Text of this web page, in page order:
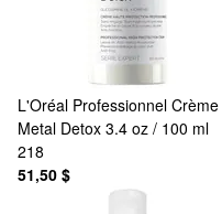
L'Oréal Professionnel
Metal Detox 3.4 oz / 100 ml
218
51,50 $